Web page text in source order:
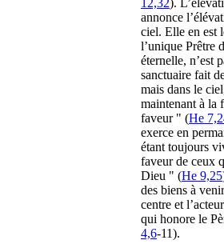
annonce
ciel. Elle en est
l’unique Prêtre
éternelle, n’est
sanctuaire fait
mais dans le
maintenant à la
faveur " (He
exerce en
étant toujours
faveur de ceux
Dieu " (He 9,25
des biens à
centre et
qui honore le
4,6-11).